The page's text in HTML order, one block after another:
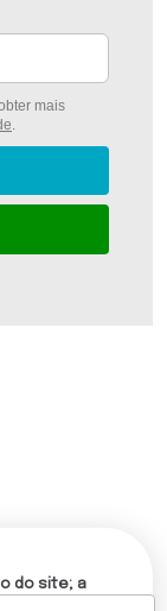
mais
.
do site; a